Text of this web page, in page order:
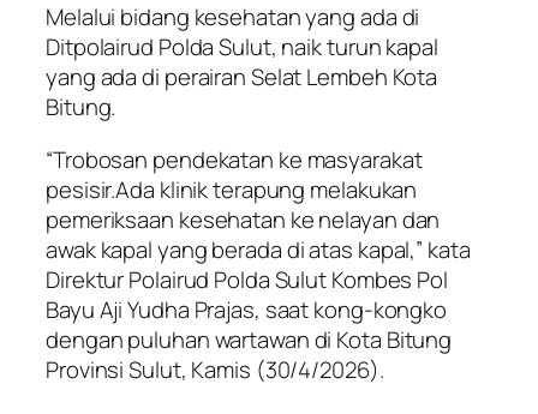
Melalui bidang kesehatan yang ada di
Ditpolairud Polda Sulut, naik turun kapal
yang ada di perairan Selat Lembeh Kota
Bitung.
“Trobosan pendekatan ke masyarakat
pesisir.Ada klinik terapung melakukan
pemeriksaan kesehatan ke nelayan dan
awak kapal yang berada di atas kapal,” kata
Direktur Polairud Polda Sulut Kombes Pol
Bayu Aji Yudha Prajas, saat kong-kongko
dengan puluhan wartawan di Kota Bitung
Provinsi Sulut, Kamis (30/4/2026).